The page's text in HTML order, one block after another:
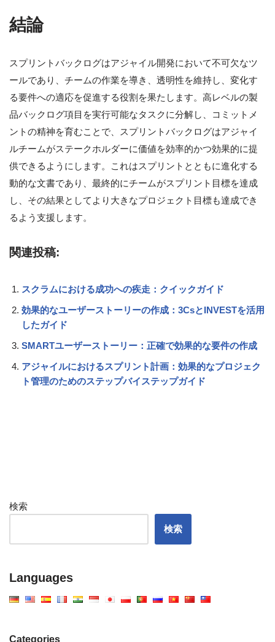
結論
スプリントバックログはアジャイル開発において不可欠なツ
ールであり、チームの作業を導き、透明性を維持し、変化す
る要件への適応を促進する役割を果たします。高レベルの製
品バックログ項目を実行可能なタスクに分解し、コミットメ
ントの精神を育むことで、スプリントバックログはアジャイ
ルチームがステークホルダーに価値を効率的かつ効果的に提
供できるようにします。これはスプリントとともに進化する
動的な文書であり、最終的にチームがスプリント目標を達成
し、その結果としてより大きなプロジェクト目標も達成でき
るよう支援します。
関連投稿:
スクラムにおける成功への疾走：クイックガイド
効果的なユーザーストーリーの作成：3CsとINVESTを活用
したガイド
SMARTユーザーストーリー：正確で効果的な要件の作成
アジャイルにおけるスプリント計画：効果的なプロジェク
ト管理のためのステップバイステップガイド
検索
検索
Languages
Categories